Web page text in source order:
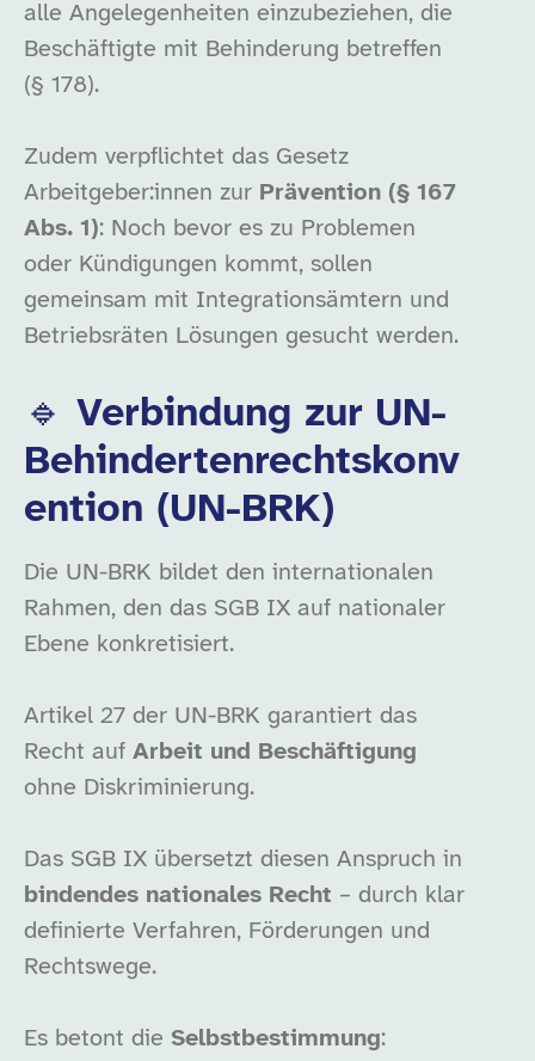
alle Angelegenheiten einzubeziehen, die
Beschäftigte mit Behinderung betreffen
(§ 178).
Zudem verpflichtet das Gesetz
Arbeitgeber:innen zur Prävention (§ 167
Abs. 1): Noch bevor es zu Problemen
oder Kündigungen kommt, sollen
gemeinsam mit Integrationsämtern und
Betriebsräten Lösungen gesucht werden.
🔹 Verbindung zur UN-
Behindertenrechtskonv
ention (UN-BRK)
Die UN-BRK bildet den internationalen
Rahmen, den das SGB IX auf nationaler
Ebene konkretisiert.
Artikel 27 der UN-BRK garantiert das
Recht auf Arbeit und Beschäftigung
ohne Diskriminierung.
Das SGB IX übersetzt diesen Anspruch in
bindendes nationales Recht – durch klar
definierte Verfahren, Förderungen und
Rechtswege.
Es betont die Selbstbestimmung: